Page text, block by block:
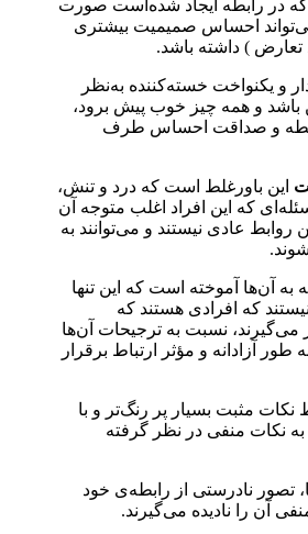
در رابطه ایجاد شده‌است صورت
احساس صمیمیت بیشتری
تعارض ) داشته باشد.
و یکنواخت خسته‌کننده به‌نظر
باشد و همه چیز خوب پیش برود،
و صداقت احساس طرف
این باورغلط است که درد و تنش،
که این افراد اغلب متوجه آن
عادی نیستند و می‌توانند به
به آن‌ها آموخته است که این تنها
که افرادی هستند که
می‌گیرند، نسبت به ترجیحات آن‌ها
طور آزادانه و مؤثر ارتباط برقرار
نکات مثبت بسیار پر رنگ‌تر و با
نکات منفی در نظر گرفته
تصور نادرستی از رابطه‌ی خود
آن ‌را نادیده می‌گیرند.